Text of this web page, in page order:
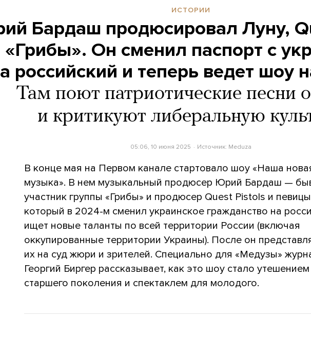
ИСТОРИИ
Бардаш продюсировал Луну,
«Грибы». Он сменил паспорт с
российский и теперь ведет шоу
Там поют патриотические песни
и критикуют либеральную
05:06, 10 июня 2025 Источник: Meduza
В конце мая на Первом канале стартовало шоу «Наша
музыка». В нем музыкальный продюсер Юрий Бардаш —
участник группы «Грибы» и продюсер Quest Pistols и
который в 2024-м сменил украинское гражданство на
ищет новые таланты по всей территории России (включая
оккупированные территории Украины). После он
их на суд жюри и зрителей. Специально для «Медузы»
Георгий Биргер рассказывает, как это шоу стало
старшего поколения и спектаклем для молодого.